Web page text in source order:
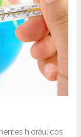
hidráulicos